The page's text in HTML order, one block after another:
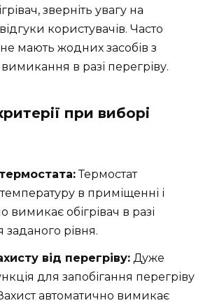
зверніть увагу на
користувачів. Часто
мають жодних засобів з
в разі перегріву.
при виборі
Термостат
в приміщенні і
вимикає обігрівач в разі
рівня.
від перегріву: Дуже
для запобігання перегріву
автоматично вимикає